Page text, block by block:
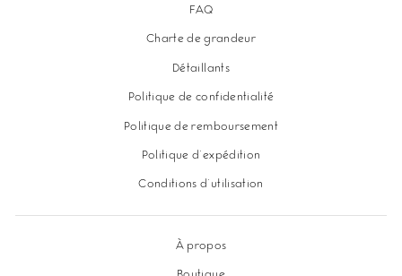
FAQ
Charte de grandeur
Détaillants
Politique de confidentialité
Politique de remboursement
Politique d'expédition
Conditions d'utilisation
À propos